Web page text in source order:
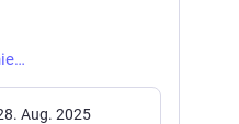
Aug. 2025